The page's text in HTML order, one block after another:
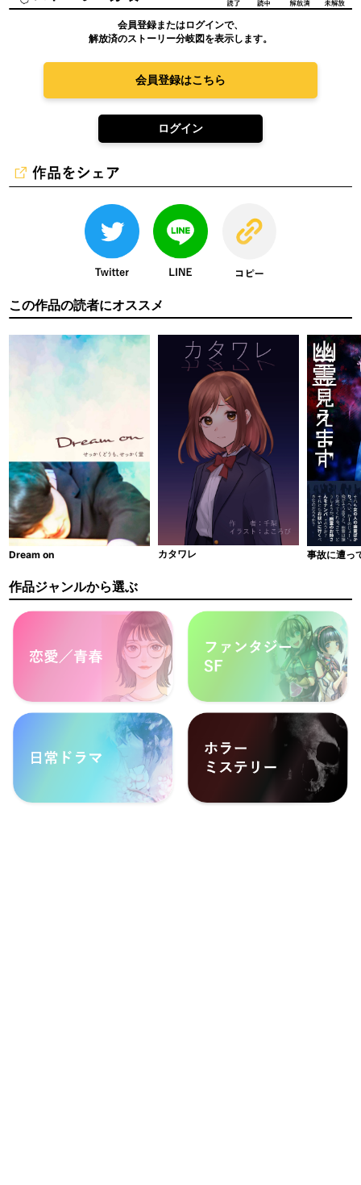
会員登録またはログインで、
解放済のストーリー分岐図を表示します。
会員登録はこちら
ログイン
この作品の読者にオススメ
Dream on カタワレ 事故に遭っ
作品ジャンルから選ぶ